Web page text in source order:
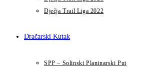
Dječja Trail Liga 2022
Dračarski Kutak
SPP – Solinski Planinarski Put